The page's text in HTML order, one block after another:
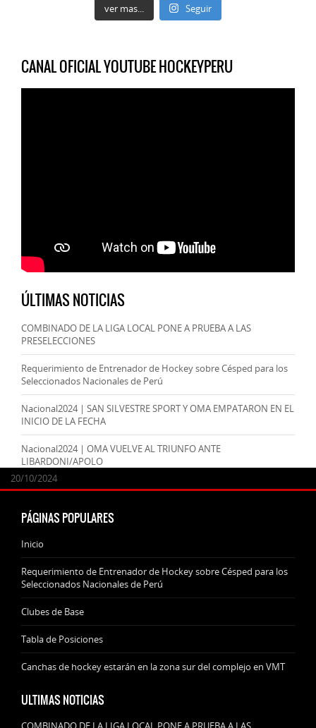
ver mas... Seguir
CANAL OFICIAL YOUTUBE HOCKEYPERU
ÚLTIMAS NOTICIAS
COMBINADO DE LA LIGA LOCAL PONE A PRUEBA A LAS
PRESELECCIONES
24/09/2025
Requerimiento de Entrenador de Hockey sobre Césped para los
Seleccionados Nacionales de Perú
07/11/2024
Nacional2024 | SAN SILVESTRE SPORT Y OMA EMPATARON EN EL
INICIO DE LA FECHA
20/10/2024
Nacional2024 | OMA VUELVE AL TRIUNFO ANTE
LIBARDONI/APOLO
20/10/2024
PÁGINAS POPULARES
Inicio
Requerimiento de Entrenador de Hockey sobre Césped para los
Seleccionados Nacionales de Perú
Clubes de Base
Tabla de Posiciones
Canchas de hockey estarán en la zona sur del complejo en VMT
ULTIMAS NOTICIAS